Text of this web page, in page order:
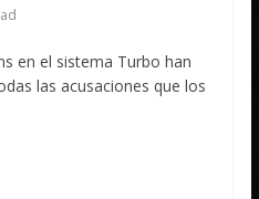
en el sistema Turbo han
las acusaciones que los